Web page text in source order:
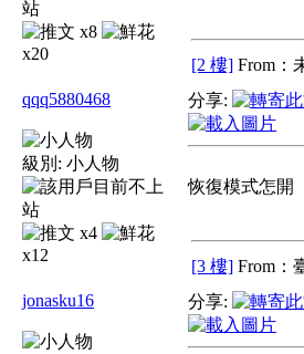
x8
x20
[2 樓] From：
qqq5880468
級別: 小人物
x4
x12
分享:
恢復模式怎開
[3 樓] From：
jonasku16
分享: